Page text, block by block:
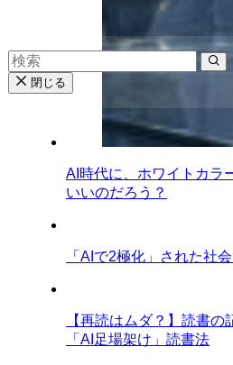
AI時代に、ホワイトカラ
いいのだろう？
「AIで2極化」された社
【再読はムダ？】読書の
「AI足場架け」読書法
閉じる